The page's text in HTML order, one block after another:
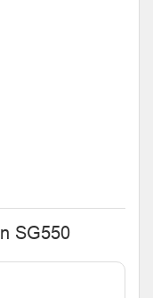
SG550